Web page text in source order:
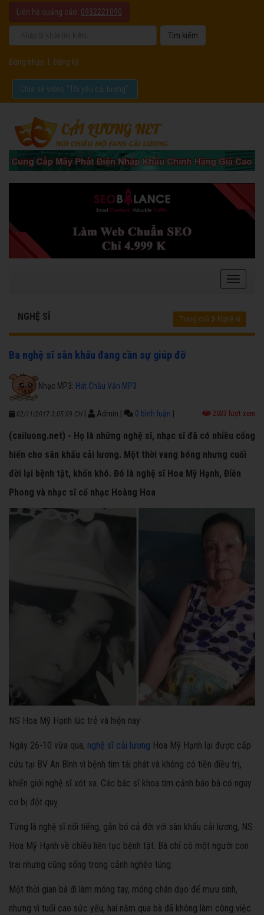
Liên hệ quảng cáo: 0932221090
Đăng nhập Đăng ký
Chia sẻ video "Tôi yêu cải lương".
NGHỆ SĨ Trang chủ Nghệ sĩ
Ba nghệ sĩ sân khấu đang cần sự giúp đỡ
Nhạc MP3: Hát Chầu Văn MP3
02/11/2017 3:05:09 CH Admin 0 bình luận 2033 lượt xem
(cailuong.net) - Họ là những nghệ sĩ, nhạc sĩ đã có nhiều cống
hiến cho sân khấu cải lương. Một thời vang bóng nhưng cuối
đời lại bệnh tật, khốn khó. Đó là nghệ sĩ Hoa Mỹ Hạnh, Điền
Phong và nhạc sĩ cổ nhạc Hoàng Hoa
NS Hoa Mỹ Hạnh lúc trẻ và hiện nay
Ngày 26-10 vừa qua, nghệ sĩ cải lương Hoa Mỹ Hạnh lại được cấp
cứu tại BV An Bình vì bệnh tim tái phát và không có tiền điều trị,
khiến giới nghệ sĩ xót xa. Các bác sĩ khoa tim cảnh báo bà có nguy
cơ bị đột quỵ.
Từng là nghệ sĩ nổi tiếng, gắn bó cả đời với sân khấu cải lương, NS
Hoa Mỹ Hạnh về chiều liên tục bệnh tật. Bà chỉ có một người con
trai nhưng cũng sống trong cảnh nghèo túng.
Một thời gian bà đi làm móng tay, móng chân dạo để mưu sinh,
nhưng vì tuổi cao sức yếu, hai năm qua bà đã không làm công việc